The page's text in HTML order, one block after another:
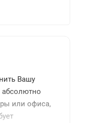
Вашу
абсолютно
или офиса,